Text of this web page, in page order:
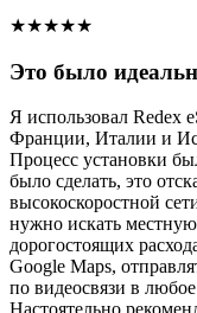
★★★★★
Это было
Я использовал Redex
Франции, Италии и
Процесс установки
было сделать, это
высокоскоростной
нужно искать
дорогостоящих
Google Maps,
по видеосвязи в